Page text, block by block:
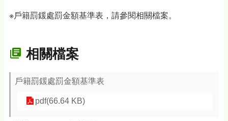
※戶籍罰鍰處罰金額基準表，請參閱相關檔案。
相關檔案
戶籍罰鍰處罰金額基準表
pdf(66.64 KB)